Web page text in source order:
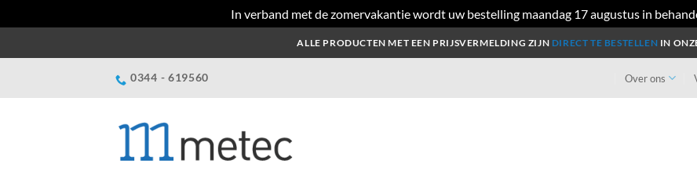
In verband met de zomervakantie wordt uw bestelling maandag 17 augustus in
naar
ALLE PRODUCTEN MET EEN PRIJSVERMELDING ZIJN DIRECT TE BESTELLEN IN
0344 - 619560 Over ons